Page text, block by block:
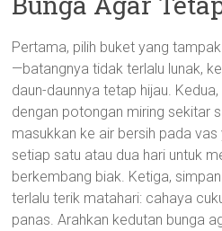
Pertama, pilih buket yang
—batangnya tidak terlalu lunak,
daun-daunnya tetap hijau.
dengan potongan miring sekitar
masukkan ke air bersih pada vas
setiap satu atau dua hari untuk
berkembang biak. Ketiga,
terlalu terik matahari: cahaya
panas. Arahkan kedutan bunga